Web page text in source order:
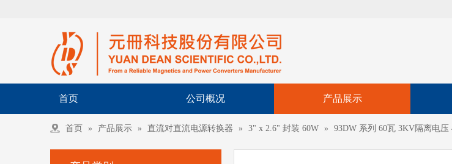
首页 公司概况 产品展示
首页 » 产品展示 » 直流对直流电源转换器 » 3" x 2.6" 封装 60W » 93DW 系列 60瓦 3KV隔离电